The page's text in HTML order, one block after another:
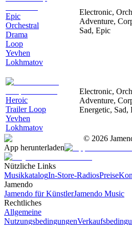
Epic
Orchestral
Drama
Loop
Yevhen
Lokhmatov
Electronic,
Adventure,
Sad, Epic
Heroic
Trailer Loop
Yevhen
Lokhmatov
Electronic,
Adventure,
Energetic, Sad,
© 2026
App herunterladen
Nützliche Links
MusikkatalogIn-Store-RadiosPreise
Jamendo
Jamendo für KünstlerJamendo Music
Rechtliches
Allgemeine
Nutzungsbedingungen